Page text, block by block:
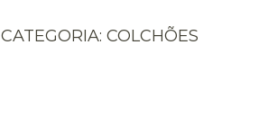
CATEGORIA: COLCHÕES